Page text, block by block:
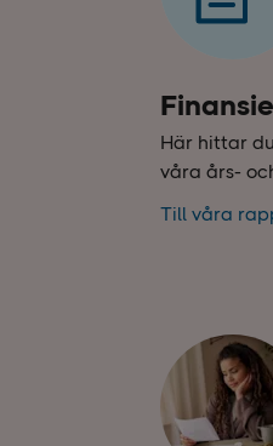
Här hittar
våra års-
Till våra